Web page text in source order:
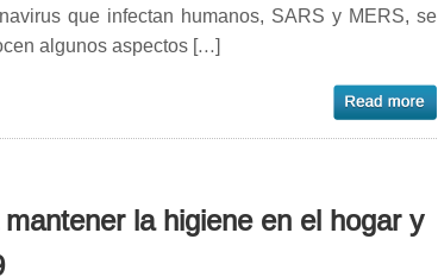
que infectan humanos, SARS y MERS, se
algunos aspectos […]
la higiene en el hogar y